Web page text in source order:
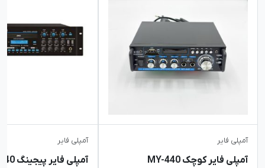
آمپلی فایر
آمپلی فایر کوچک MY-440
آمپلی فایر
آمپلی فایر پیجینگ JTR PB-6240